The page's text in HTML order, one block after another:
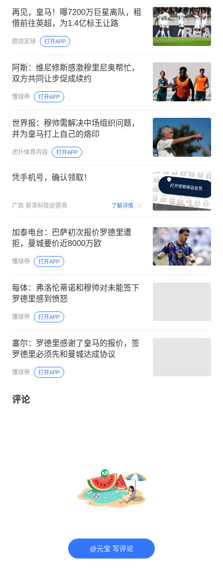
再见，皇马！曝7200万巨星离队，租
借前往英超，为1.4亿标王让路
燃烧足球 打开APP
阿斯：维尼修斯感激穆里尼奥帮忙，
双方共同让步促成续约
懂球帝 打开APP
世界报：穆帅需解决中场组织问题，
并为皇马打上自己的烙印
虎扑体育内容 打开APP
凭手机号，确认领取！
广告 易泽科技运营商 了解详情 00:15
加泰电台：巴萨初次报价罗德里遭
拒，曼城要价近8000万欧
懂球帝 打开APP
每体：弗洛伦蒂诺和穆帅对未能签下
罗德里感到愤怒
懂球帝 打开APP
塞尔：罗德里感谢了皇马的报价，签
罗德里必须先和曼城达成协议
懂球帝 打开APP
评论
@元宝 写评论